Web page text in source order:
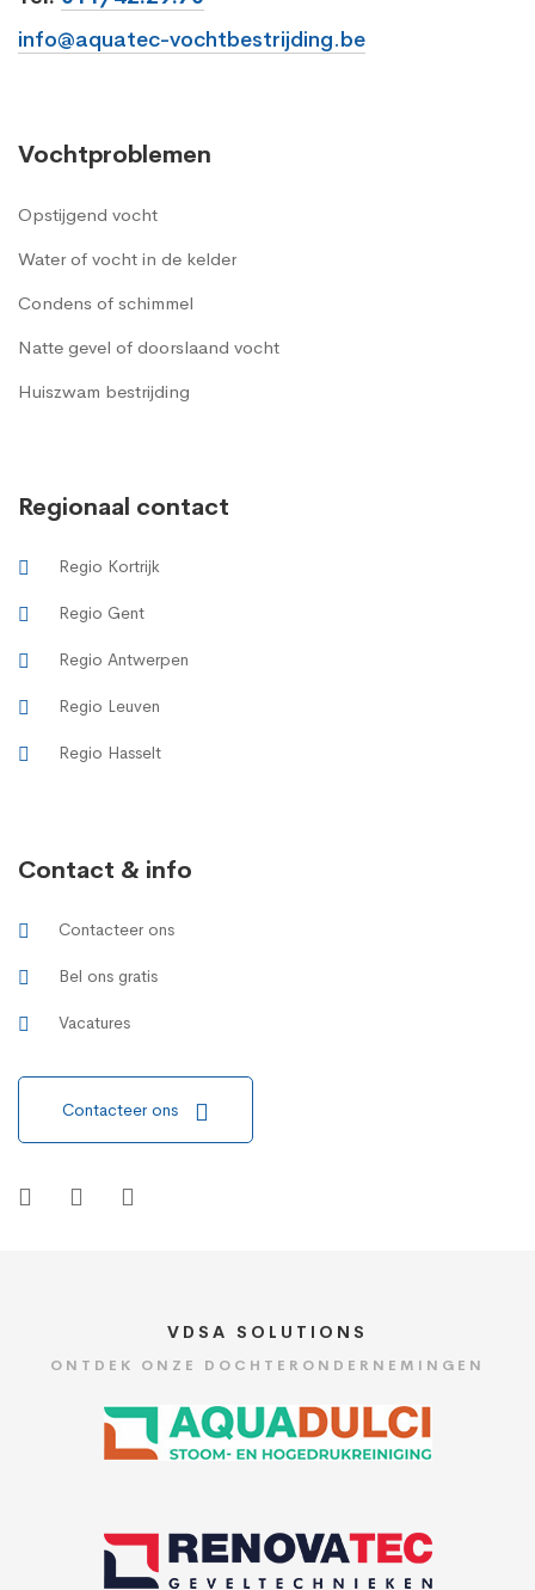
info@aquatec-vochtbestrijding.be
Vochtproblemen
Opstijgend vocht
Water of vocht in de kelder
Condens of schimmel
Natte gevel of doorslaand vocht
Huiszwam bestrijding
Regionaal contact
Regio Kortrijk
Regio Gent
Regio Antwerpen
Regio Leuven
Regio Hasselt
Contact & info
Contacteer ons
Bel ons gratis
Vacatures
Contacteer ons
VDSA SOLUTIONS
ONTDEK ONZE DOCHTERONDERNEMINGEN